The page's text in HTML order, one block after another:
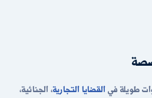
طويلة فيالقضايا التجارية، الجنائية،